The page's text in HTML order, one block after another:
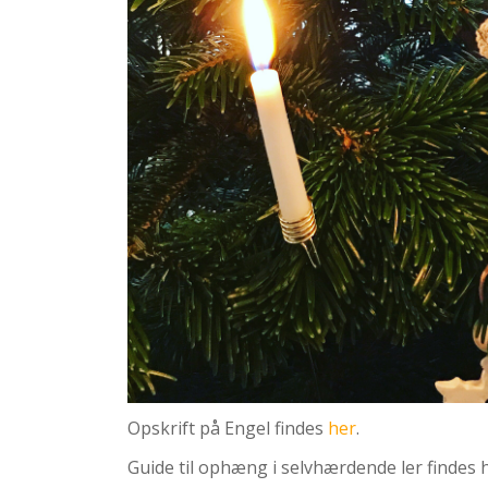
Opskrift på Engel findes her.
Guide til ophæng i selvhærdende ler findes